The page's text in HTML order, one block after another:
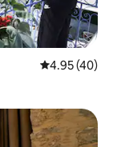
평점 4.95점(5
4.95 (40)